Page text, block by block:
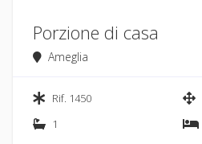
Porzione di casa
Ameglia
Rif. 1450
1